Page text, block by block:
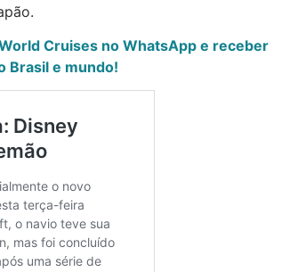
Cruises no WhatsApp e receber
Brasil e mundo!